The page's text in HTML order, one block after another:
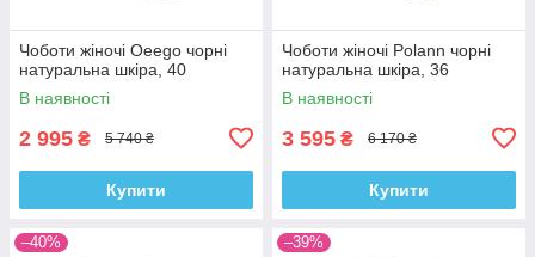
Чоботи жіночі Oeego чорні
натуральна шкіра, 40
В наявності
2 995 ₴ 5 740 ₴
Купити
Чоботи жіночі Polann чорні
натуральна шкіра, 36
В наявності
3 595 ₴ 6 170 ₴
Купити
–40% –39%